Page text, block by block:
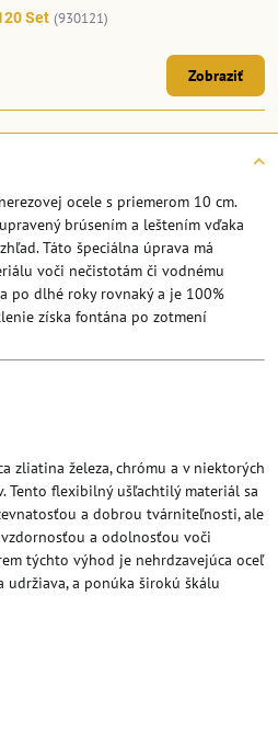
ocele s priemerom 10 cm.
brúsením a leštením vďaka
Táto špeciálna úprava má
voči nečistotám či vodnému
po dlhé roky rovnaký a je 100%
získa fontána po zotmení
zliatina železa, chrómu a v niektorých
Tento flexibilný ušľachtilý materiál sa
a dobrou tvárniteľnosti, ale
a odolnosťou voči
týchto výhod je nehrdzavejúca oceľ
a ponúka širokú škálu
Set (930121)
Zobraziť